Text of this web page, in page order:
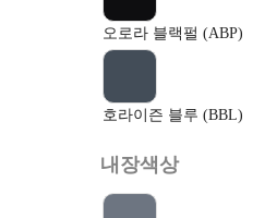
오로라 블랙펄 (ABP)
호라이즌 블루 (BBL)
내장색상